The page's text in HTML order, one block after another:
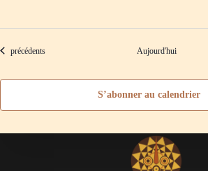
Évènements
précédents Aujourd'hui
S’abonner au calendrier